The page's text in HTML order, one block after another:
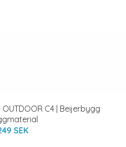
OUTDOOR C4 | Beijerbygg
SEK